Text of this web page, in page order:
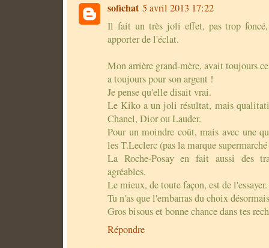
sofichat 5 avril 2013 17:22
Il fait un très joli effet, pas trop
apporter de l'éclat.
Mon arrière grand-mère, avait toujours
a toujours pour son argent !
Je pense qu'elle disait vrai.
Le Kiko a un joli résultat, mais
Chanel, Dior ou Lauder.
Pour un moindre coût, mais avec une
les T.Leclerc (pas la marque
La Roche-Posay en fait aussi des
agréables.
Le mieux, de toute façon, est de l'essayer.
Tu n'as que l'embarras du choix
Gros bisous et bonne chance dans tes
Répondre